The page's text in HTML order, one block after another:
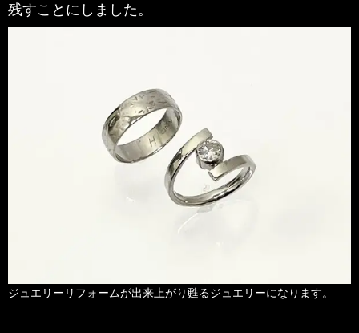
残すことにしました。
ジュエリーリフォームが出来上がり甦るジュエリーになります。